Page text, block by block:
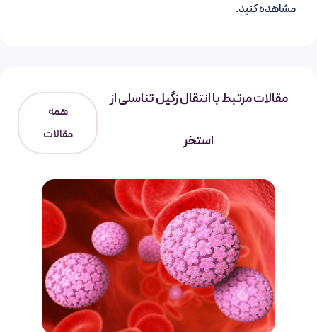
مشاهده کنید.
مقالات مرتبط با انتقال زگیل تناسلی از
استخر
همه
مقالات